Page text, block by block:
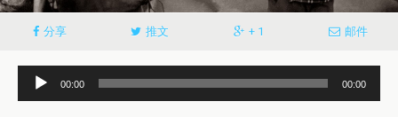
分享 推文 + 1 邮件
频
00:00 00:00